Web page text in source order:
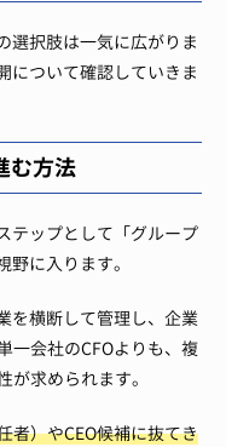
選択肢は一気に広がりま
について確認していきま
む方法
テップとして「グループ
に入ります。
を横断して管理し、企業
一会社のCFOよりも、複
求められます。
者）やCEO候補に抜てき